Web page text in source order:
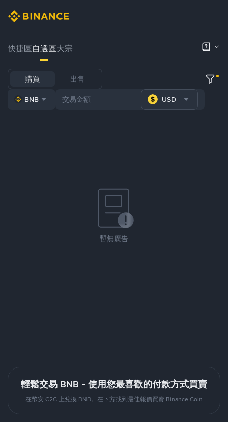
快捷區自選區大宗
購買 出售
BNB USD
暫無廣告
輕鬆交易 BNB - 使用您最喜歡的付款方式買賣
在幣安 C2C 上兌換 BNB。在下方找到最佳報價買賣 Binance Coin